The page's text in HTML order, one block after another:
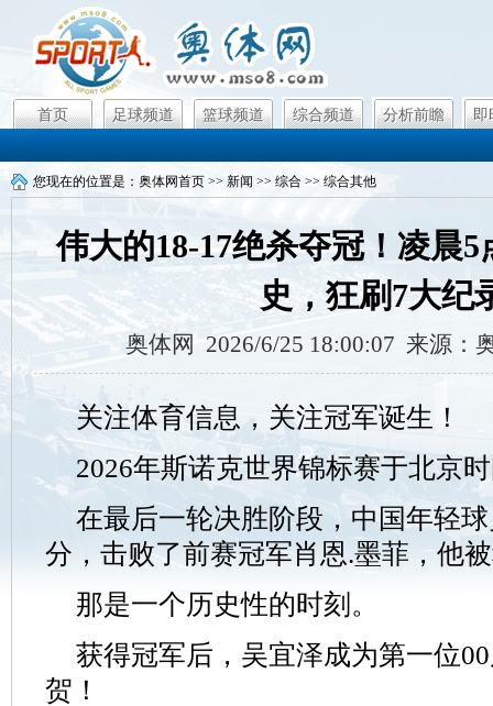
首页 足球频道 篮球频道 综合频道 分析前瞻 即
您现在的位置是： 奥体网首页 >> 新闻 >> 综合 >> 综合其他
伟大的18-17绝杀夺冠！凌晨
史，狂刷7大纪
奥体网 2026/6/25 18:00:07 来源：
关注体育信息，关注冠军诞生！
2026年斯诺克世界锦标赛于北京
在最后一轮决胜阶段，中国年轻
分，击败了前赛冠军肖恩.墨菲，他
那是一个历史性的时刻。
获得冠军后，吴宜泽成为第一位
贺！